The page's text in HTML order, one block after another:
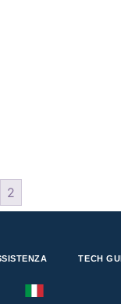
2
TECH